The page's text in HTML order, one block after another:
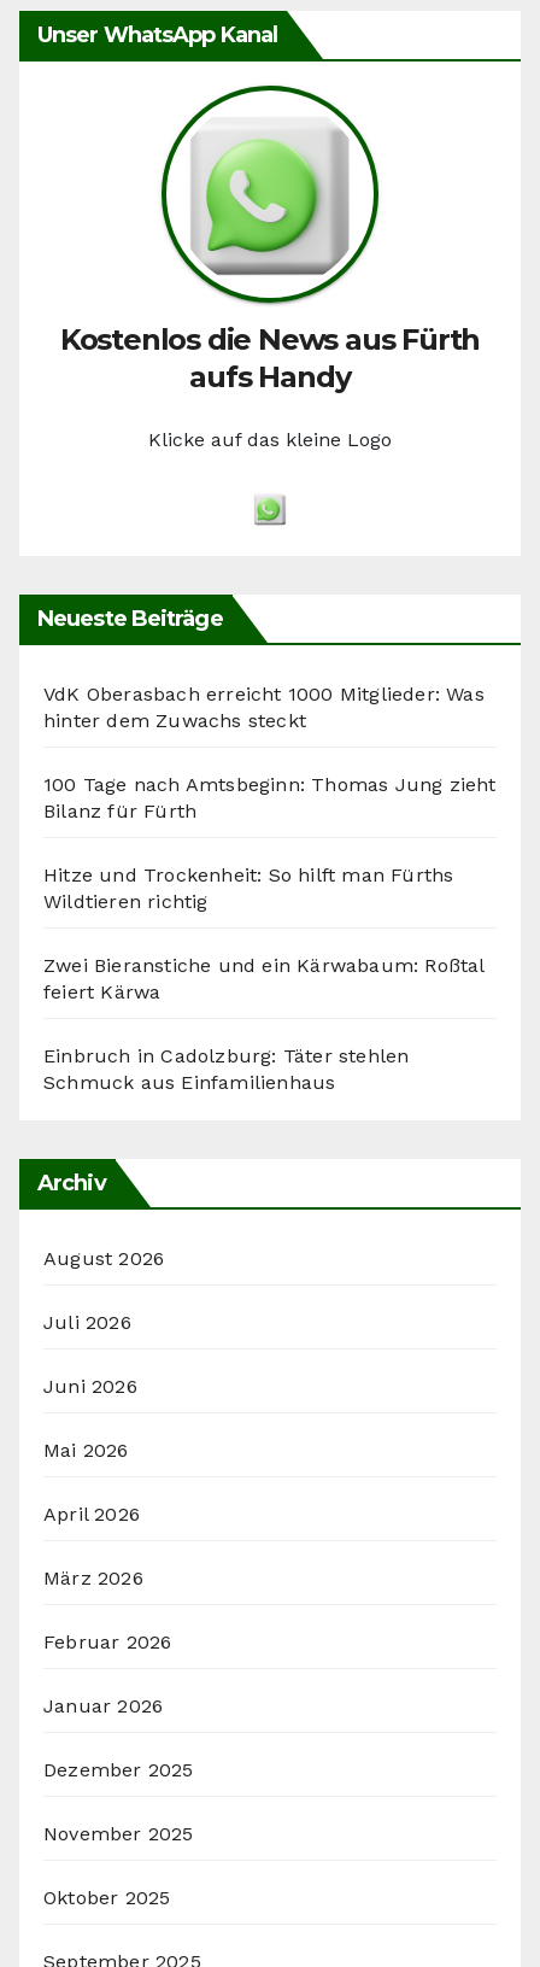
Unser WhatsApp Kanal
Kostenlos die News aus Fürth
aufs Handy
Klicke auf das kleine Logo
Neueste Beiträge
VdK Oberasbach erreicht 1000 Mitglieder: Was
hinter dem Zuwachs steckt
100 Tage nach Amtsbeginn: Thomas Jung zieht
Bilanz für Fürth
Hitze und Trockenheit: So hilft man Fürths
Wildtieren richtig
Zwei Bieranstiche und ein Kärwabaum: Roßtal
feiert Kärwa
Einbruch in Cadolzburg: Täter stehlen
Schmuck aus Einfamilienhaus
Archiv
August 2026
Juli 2026
Juni 2026
Mai 2026
April 2026
März 2026
Februar 2026
Januar 2026
Dezember 2025
November 2025
Oktober 2025
September 2025